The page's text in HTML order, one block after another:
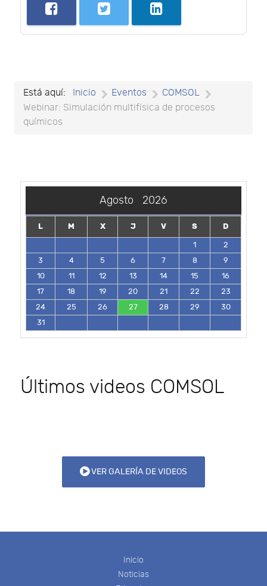
Está aquí: Inicio Eventos
COMSOL
Webinar: Simulación multifísica de procesos
químicos
Agosto 2026
L M X J V S
D
1
2
3
4 5 6 7 8
9
10
11 12 13 14 15
16
17
18 19 20 21 22
23
24
25 26 27 28 29
30
31
Últimos videos COMSOL
VER GALERÍA DE VIDEOS
Inicio
Noticias